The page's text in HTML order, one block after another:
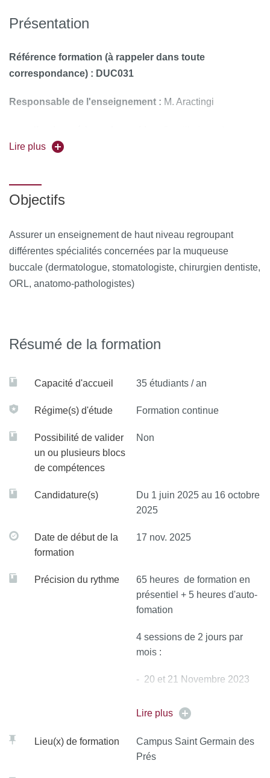
Présentation
Référence formation (à rappeler dans toute
correspondance) : DUC031
Responsable de l'enseignement : M. Aractingi
Pour vous inscrire, déposez votre candidature sur
C@nditOnLine
Lire plus
Objectifs
Assurer un enseignement de haut niveau regroupant
différentes spécialités concernées par la muqueuse
buccale (dermatologue, stomatologiste, chirurgien dentiste,
ORL, anatomo-pathologistes)
Résumé de la formation
Capacité d'accueil 35 étudiants / an
Régime(s) d'étude Formation continue
Possibilité de valider
un ou plusieurs blocs
de compétences
Non
Candidature(s)
Du 1 juin 2025 au 16 octobre
2025
Date de début de la
formation
17 nov. 2025
Précision du rythme
65 heures de formation en
présentiel + 5 heures d'auto-
fomation
4 sessions de 2 jours par
mois :
- 20 et 21 Novembre 2023
- 15 16 Janvier 2024
- 13 et 14 Mai 2024
Lire plus
Lieu(x) de formation
Campus Saint Germain des
Prés